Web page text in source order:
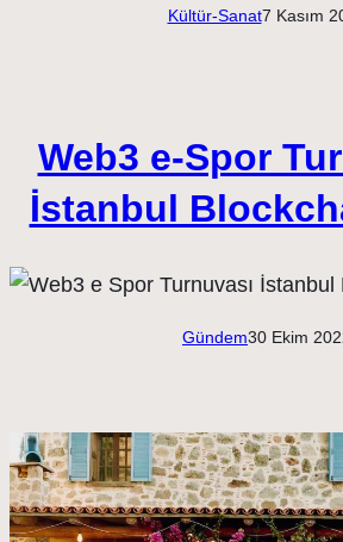
Kültür-Sanat7 Kasım
Web3 e-Spor
İstanbul
Gündem30 Ekim